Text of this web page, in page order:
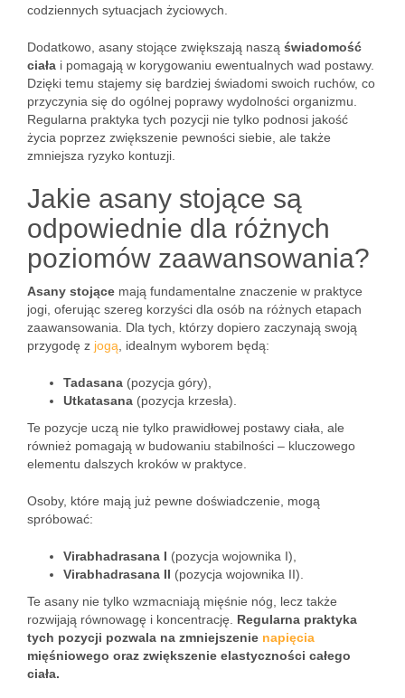
codziennych sytuacjach życiowych.
Dodatkowo, asany stojące zwiększają naszą świadomość
ciała i pomagają w korygowaniu ewentualnych wad postawy.
Dzięki temu stajemy się bardziej świadomi swoich ruchów, co
przyczynia się do ogólnej poprawy wydolności organizmu.
Regularna praktyka tych pozycji nie tylko podnosi jakość
życia poprzez zwiększenie pewności siebie, ale także
zmniejsza ryzyko kontuzji.
Jakie asany stojące są
odpowiednie dla różnych
poziomów zaawansowania?
Asany stojące mają fundamentalne znaczenie w praktyce
jogi, oferując szereg korzyści dla osób na różnych etapach
zaawansowania. Dla tych, którzy dopiero zaczynają swoją
przygodę z jogą , idealnym wyborem będą:
Tadasana (pozycja góry),
Utkatasana (pozycja krzesła).
Te pozycje uczą nie tylko prawidłowej postawy ciała, ale
również pomagają w budowaniu stabilności – kluczowego
elementu dalszych kroków w praktyce.
Osoby, które mają już pewne doświadczenie, mogą
spróbować:
Virabhadrasana I (pozycja wojownika I),
Virabhadrasana II (pozycja wojownika II).
Te asany nie tylko wzmacniają mięśnie nóg, lecz także
rozwijają równowagę i koncentrację. Regularna praktyka
tych pozycji pozwala na zmniejszenie napięcia
mięśniowego oraz zwiększenie elastyczności całego
ciała.